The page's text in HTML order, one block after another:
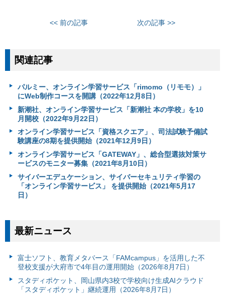
<< 前の記事 次の記事 >>
関連記事
パルミー、オンライン学習サービス「rimomo（リモモ）」
にWeb制作コースを開講（2022年12月8日）
新潮社、オンライン学習サービス「新潮社 本の学校」を10
月開校（2022年9月22日）
オンライン学習サービス「資格スクエア」、司法試験予備試
験講座の8期を提供開始（2021年12月9日）
オンライン学習サービス「GATEWAY」、総合型選抜対策サ
ービスのモニター募集（2021年8月10日）
サイバーエデュケーション、サイバーセキュリティ学習の
「オンライン学習サービス」 を提供開始（2021年5月17
日）
最新ニュース
富⼠ソフト、教育メタバース「FAMcampus」を活用した不
登校支援が大府市で4年目の運用開始（2026年8月7日）
スタディポケット、岡山県内3校で学校向け生成AIクラウド
「スタディポケット」継続運用（2026年8月7日）